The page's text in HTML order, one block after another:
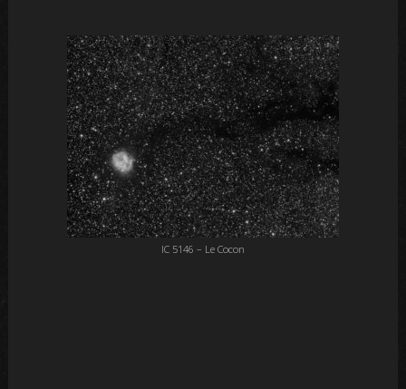
IC 5146 – Le Cocon